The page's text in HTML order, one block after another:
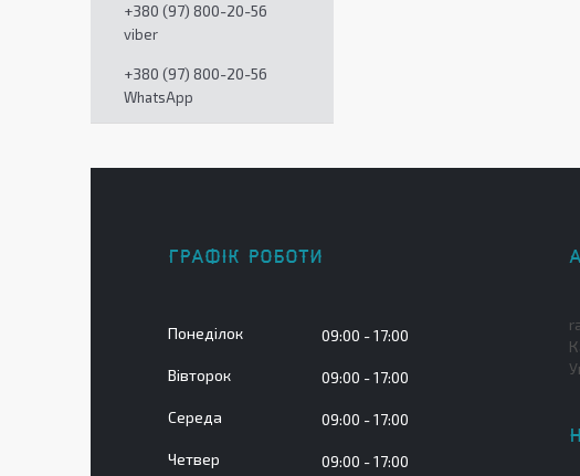
+380 (97) 800-20-56
viber
+380 (97) 800-20-56
WhatsApp
ГРАФІК РОБОТИ
Понеділок 09:00 17:00
Вівторок 09:00 17:00
Середа 09:00 17:00
Четвер 09:00 17:00